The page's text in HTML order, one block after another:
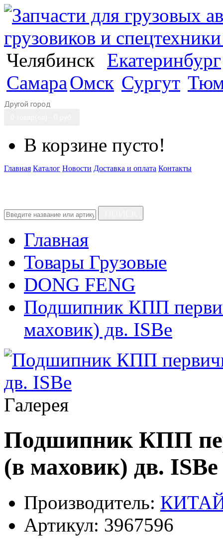
Челябинск
Екатеринбург
СамараОмск Сургут
Другой город
В корзине пусто!
Главная Каталог Новости Доставка и оплата Контакты
Главная
Товары Грузовые
DONG FENG
Подшипник КПП
маховик) дв. ISBe
Галерея
Подшипник КПП
(в маховик) дв. ISBe
Производитель:
Артикул: 3967596